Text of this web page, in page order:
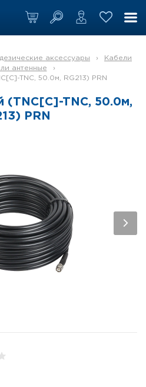
аксессуары ›
Кабели
антенные
›
TNC, 50.0м, RG213) PRN
(TNC[C]-TNC, 50.0м,
PRN